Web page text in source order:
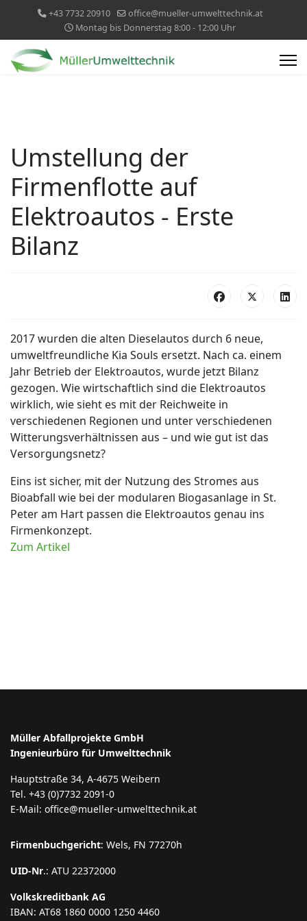
+43 7732 20910
office@mueller-umwelttechnik.at
Montag bis Donnerstag 8:00 - 12:00 Uhr
Umstellung der
Firmenflotte auf
Elektroautos - Erste
Bilanz
2017 wurden die alten Dieselautos durch 6 neue,
umweltfreundliche Kia Souls ersetzt. Nach ca. einem
Jahr Betrieb der Elektroautos, wurde jetzt Bilanz
gezogen. Wie wirtschaftlich sind die Elektroautos
wirklich, wie sieht es mit der Reichweite in
verschiedenen Regionen und unter verschiedenen
Witterungsverhältnissen aus – und wie gut ist das
Versorgungsnetz?
Eins ist sicher, mit der Nutzung des Stromes aus
Bioabfall wie bei der modularen Biogasanlage in St.
Peter am Hart passen die Elektroautos genau ins
Firmenkonzept.
Zum Artikel
Müller Abfallprojekte GmbH
Ingenieurbüro für Umwelttechnik
Hauptstraße 34, A-4675 Weibern
Tel. +43 (0)7732 2091-0
E-Mail: office@mueller-umwelttechnik.at
Firmenbuchgericht: Wels, FN 77270h
UID-Nr.: ATU 22372000
Volkskreditbank AG
IBAN: AT68 1860 0000 1250 4460